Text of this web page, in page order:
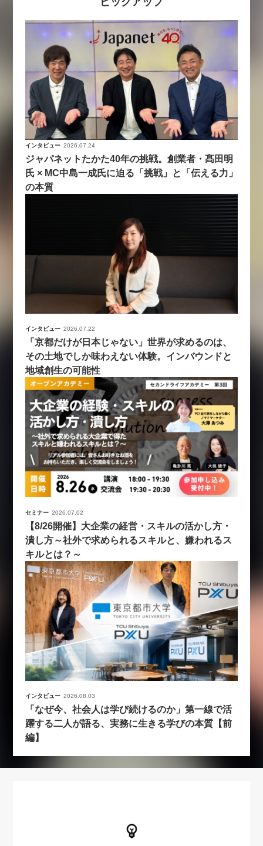
インタビュー 2026.07.24
ジャパネットたかた40年の挑戦。創業者・髙田明
氏 × MC中島一成氏に迫る「挑戦」と「伝える力」
の本質
インタビュー 2026.07.22
「京都だけが日本じゃない」世界が求めるのは、
その土地でしか味わえない体験。インバウンドと
地域創生の可能性
セミナー 2026.07.02
【8/26開催】大企業の経営・スキルの活かし方・
潰し方～社外で求められるスキルと、嫌われるス
キルとは？～
インタビュー 2026.08.03
「なぜ今、社会人は学び続けるのか」第一線で活
躍する二人が語る、実務に生きる学びの本質【前
編】